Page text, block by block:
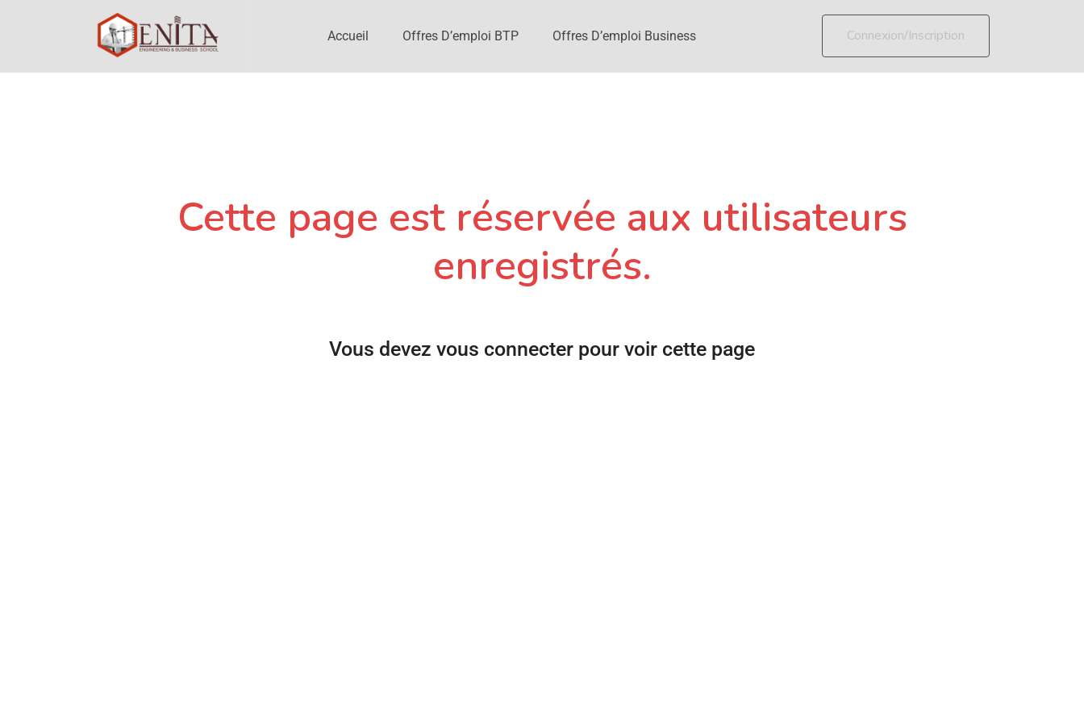
Accueil Offres D’emploi BTP Offres D’emploi Business Connexion/Inscription
Cette page est réservée aux utilisateurs
enregistrés.
Vous devez vous connecter pour voir cette page